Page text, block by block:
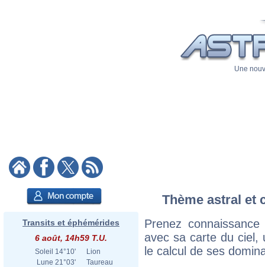
Une
Transits et éphémérides
6 août, 14h59 T.U.
Soleil 14°10'
Lion
Lune 21°03'
Taureau
Thème astral et
Prenez
avec sa carte du ciel,
le calcul de ses